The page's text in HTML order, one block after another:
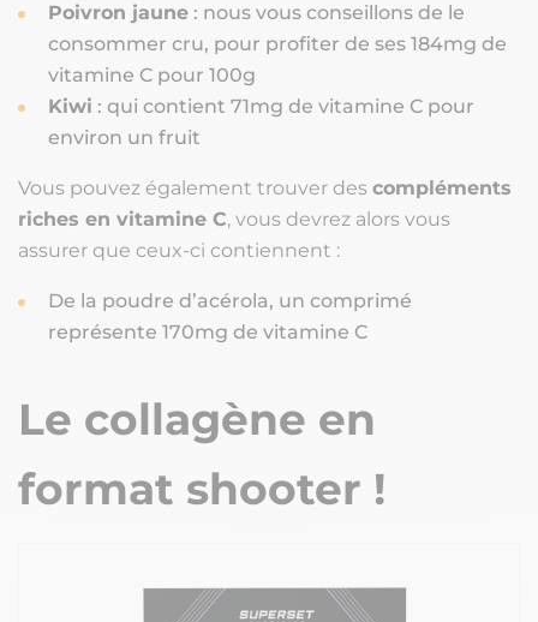
Poivron jaune : nous vous conseillons de le
consommer cru, pour profiter de ses 184mg de
vitamine C pour 100g
Kiwi : qui contient 71mg de vitamine C pour
environ un fruit
Vous pouvez également trouver des compléments
riches en vitamine C, vous devrez alors vous
assurer que ceux-ci contiennent :
De la poudre d’acérola, un comprimé
représente 170mg de vitamine C
Le collagène en
format shooter !